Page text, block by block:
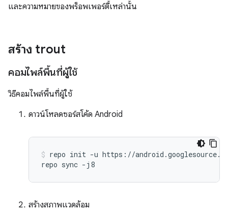
และความหมายของพร็อพเพอร์ตี้เหล่านั้น
สร้าง trout
คอมไพล์พื้นที่ผู้ใช้
วิธีคอมไพล์พื้นที่ผู้ใช้
ดาวน์โหลดซอร์สโค้ด Android
repo init -u https://
สร้างสภาพแวดล้อม